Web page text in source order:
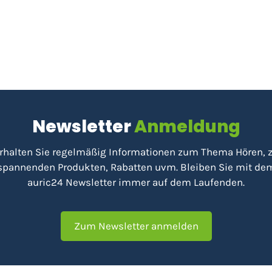
NewsletterAnmeldung
Sie regelmäßig Informationen zum Thema Hören,
Produkten, Rabatten uvm. Bleiben Sie mit
auric24 Newsletter immer auf dem Laufenden.
Zum Newsletter anmelden